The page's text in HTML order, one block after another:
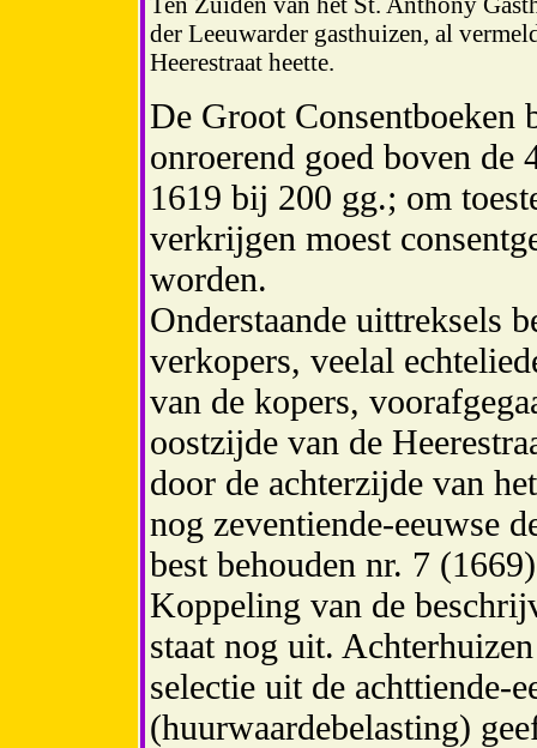
der Leeuwarder gasthuizen, al
Heerestraat heette.
De Groot Consentboeken
onroerend goed boven de
1619 bij 200 gg.; om
verkrijgen moest
worden.
Onderstaande uittreksels
verkopers, veelal
van de kopers,
oostzijde van de
door de achterzijde van
nog zeventiende-eeuwse
best behouden nr. 7
Koppeling van de
staat nog uit.
selectie uit de achttiende-
(huurwaardebelasting)